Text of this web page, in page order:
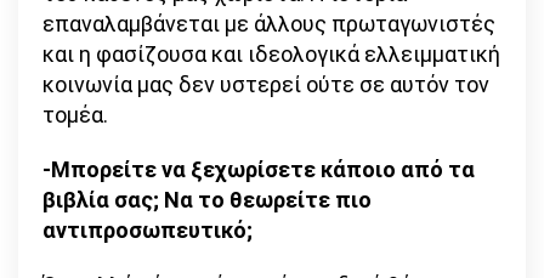
επαναλαμβάνεται με άλλους πρωταγωνιστές
και η φασίζουσα και ιδεολογικά ελλειμματική
κοινωνία μας δεν υστερεί ούτε σε αυτόν τον
τομέα.
-Μπορείτε να ξεχωρίσετε κάποιο από τα
βιβλία σας; Να το θεωρείτε πιο
αντιπροσωπευτικό;